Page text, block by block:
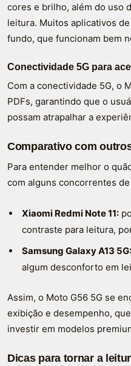
cores e brilho, além do uso
leitura. Muitos aplicativos
fundo, que funcionam bem
Conectividade 5G para
Com a conectividade 5G, o
PDFs, garantindo que o
possam atrapalhar a
Comparativo com
Para entender melhor o
com alguns concorrentes
Xiaomi Redmi Note 11:
contraste para leitura,
Samsung Galaxy A13 5G:
algum desconforto em
Assim, o Moto G56 5G se
exibição e desempenho,
investir em modelos
Dicas para tornar a